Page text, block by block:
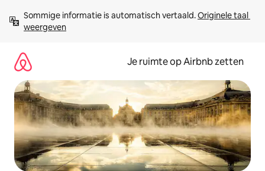
direct
naar
Sommige informatie is automatisch vertaald. Originele taal
weergeven
Je ruimte op Airbnb zetten